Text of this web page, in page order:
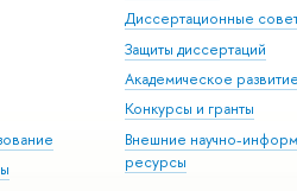
Диссертационные
Защиты диссертаций
Академическое развитие
Конкурсы и гранты
Внешние научно-
ресурсы